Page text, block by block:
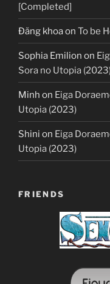
[Completed]
Đăng khoaon To be
Sophia Emilion on
Sora no Utopia
Minh on Eiga
Utopia (2023)
Shini on Eiga
Utopia (2023)
FRIENDS